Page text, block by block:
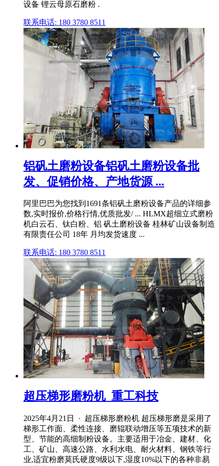
设备 锂云母原石磨粉 .
联系电话: 180 3780 8511
铝矾土磨粉设备铝矾土磨粉设备批
发、促销价格、产地货源 ...
阿里巴巴为您找到1691条铝矾土磨粉设备产品的详细参
数,实时报价,价格行情,优质批发/ ... HLMX超细立式磨粉
机白云石、钛白粉、铝 矾土磨粉设备 桂林矿山设备制造
有限责任公司 18年 月均发货速度 ...
联系电话: 180 3780 8511
超压梯形磨粉机_重工科技
2025年4月21日 · 超压梯形磨粉机 超压梯形磨是采用了
梯形工作面、柔性连接、磨辊联动增压等五项技术的新
型、节能的高细制粉设备。主要适用于冶金、建材、化
工、矿山、高速公路、水利水电、耐火材料、钢铁等行
业,适宜粉磨莫氏硬度9级以下,湿度10%以下的各种非易